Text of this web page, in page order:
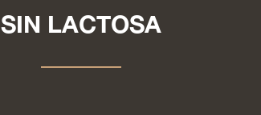
SIN LACTOSA